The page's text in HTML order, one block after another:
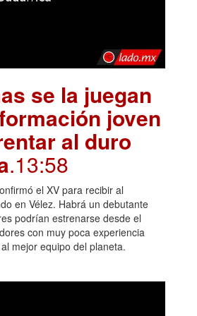
se la juegan
joven
al duro
.13:58
el XV para recibir al
en Vélez. Habrá un debutante
podrían estrenarse desde el
con muy poca experiencia
mejor equipo del planeta.